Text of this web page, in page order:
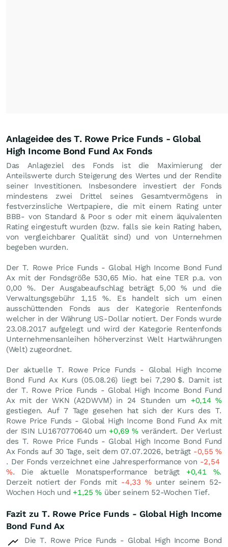
Anlageidee des T. Rowe Price Funds - Global
High Income Bond Fund Ax Fonds
Das Anlageziel des Fonds ist die Maximierung der
Anteilswerte durch Steigerung des Wertes und der Rendite
seiner Investitionen. Insbesondere investiert der Fonds
mindestens zwei Drittel seines Gesamtvermögens in
festverzinsliche Wertpapiere, die mit einem Rating unter
BBB- von Standard & Poor s oder mit einem äquivalenten
Rating eingestuft wurden (bzw. falls sie kein Rating haben,
von vergleichbarer Qualität sind) und von Unternehmen
begeben wurden.
Der T. Rowe Price Funds - Global High Income Bond Fund
Ax mit der Fondsgröße 530,65 Mio. hat eine TER p.a. von
0,00 %. Der Ausgabeaufschlag beträgt 5,00 % und die
Verwaltungsgebühr 1,15 %. Es handelt sich um einen
ausschüttenden Fonds aus der Kategorie Rentenfonds
welcher in der Währung US-Dollar notiert. Der Fonds wurde
23.08.2017 aufgelegt und wird der Kategorie Rentenfonds
Unternehmensanleihen höherverzinst Welt Hartwährungen
(Welt) zugeordnet.
Der aktuelle T. Rowe Price Funds - Global High Income
Bond Fund Ax Kurs (05.08.26) liegt bei 7,290 $. Damit ist
der T. Rowe Price Funds - Global High Income Bond Fund
Ax mit der WKN (A2DWVM) in 24 Stunden um +0,14%
gestiegen. Auf 7 Tage gesehen hat sich der Kurs des T.
Rowe Price Funds - Global High Income Bond Fund Ax mit
der ISIN LU1670770640 um +0,69% verändert. Der Verlust
des T. Rowe Price Funds - Global High Income Bond Fund
Ax Fonds auf 30 Tage, seit dem 07.07.2026, beträgt -0,55%
. Der Fonds verzeichnet eine Jahresperformance von -2,54
%. Die aktuelle Monatsperformance beträgt +0,41 %.
Derzeit notiert der Fonds mit -4,33 %unter seinem 52-
Wochen Hoch und +1,25% über seinem 52-Wochen Tief.
Fazit zu T. Rowe Price Funds - Global High Income
Bond Fund Ax
Die T. Rowe Price Funds - Global High Income Bond